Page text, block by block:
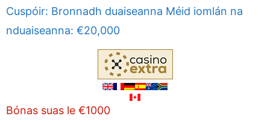
Cuspóir: Bronnadh duaiseanna Méid iomlán na
nduaiseanna: €20,000
Bónas suas le €1000